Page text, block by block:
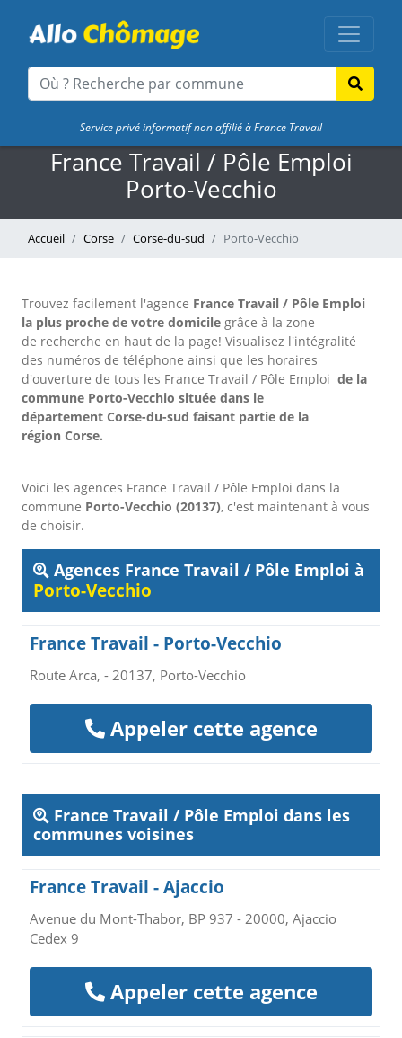
Service privé informatif non affilié à France Travail
France Travail / Pôle Emploi
Porto-Vecchio
Accueil Corse Corse-du-sud Porto-Vecchio
Trouvez facilement l'agence France Travail / Pôle Emploi
la plus proche de votre domicile grâce à la zone
de recherche en haut de la page! Visualisez l'intégralité
des numéros de téléphone ainsi que les horaires
d'ouverture de tous les France Travail / Pôle Emploi de la
commune Porto-Vecchio située dans le
département Corse-du-sud faisant partie de la
région Corse.
Voici les agences France Travail / Pôle Emploi dans la
commune Porto-Vecchio (20137), c'est maintenant à vous
de choisir.
Agences France Travail / Pôle Emploi à
Porto-Vecchio
France Travail - Porto-Vecchio
Route Arca, - 20137, Porto-Vecchio
Appeler cette agence
France Travail / Pôle Emploi dans les
communes voisines
France Travail - Ajaccio
Avenue du Mont-Thabor, BP 937 - 20000, Ajaccio
Cedex 9
Appeler cette agence